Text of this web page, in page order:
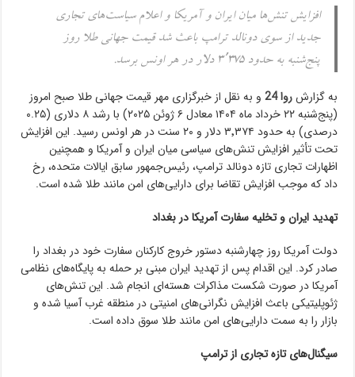
افزایش تنش‌ها میان ایران و آمریکا و اعلام سیاست‌های تجاری
جدید از سوی دونالد ترامپ باعث شد قیمت جهانی طلا روز
پنج‌شنبه به حدود ۳٬۳۷5 دلار در هر اونس برسد.
به گزارشروا 24
و به نقل از خبرگزاری مهر قیمت جهانی طلا صبح امروز
(پنج‌شنبه ۲۲ خرداد ماه ۱۴۰۴ معادل ۶ ژوئن ۲۰۲۵) با رشد ۸ دلاری (۰.۲۵
درصدی) به حدود ۳٬۳۷۴ دلار و ۲۰ سنت در هر اونس رسید. این افزایش
تحت تأثیر افزایش تنش‌های سیاسی میان ایران و آمریکا و همچنین
اظهارات تجاری تازه دونالد ترامپ، رئیس‌جمهور سابق ایالات متحده، رخ
داد که موجب افزایش تقاضا برای دارایی‌های امن مانند طلا شده است.
تهدید ایران و تخلیه سفارت آمریکا در بغداد
دولت آمریکا روز چهارشنبه دستور خروج کارکنان سفارت خود در بغداد را
صادر کرد. این اقدام پس از تهدید ایران مبنی بر حمله به پایگاه‌های نظامی
آمریکا در صورت شکست مذاکرات هسته‌ای انجام شد. این تنش‌های
ژئوپلیتیکی باعث افزایش نگرانی‌های امنیتی در منطقه غرب آسیا شده و
بازار را به سمت دارایی‌های امن مانند طلا سوق داده است.
سیگنال‌های تازه تجاری از ترامپ